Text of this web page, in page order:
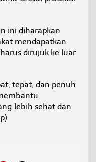
ini diharapkan
mendapatkan
dirujuk ke luar
tepat, dan penuh
lebih sehat dan